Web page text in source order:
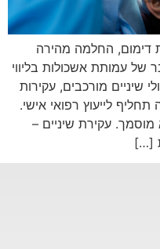
דימום, החלמה מהירה
של עמותת אשכולות בליווי
שיניים מורכבים, עקירות
לייעוץ רפואי אישי.
עקירת שיניים –
[…]